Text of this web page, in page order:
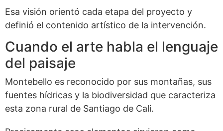
Esa visión orientó cada etapa del proyecto y
definió el contenido artístico de la intervención.
Cuando el arte habla el lenguaje
del paisaje
Montebello es reconocido por sus montañas, sus
fuentes hídricas y la biodiversidad que caracteriza
esta zona rural de Santiago de Cali.